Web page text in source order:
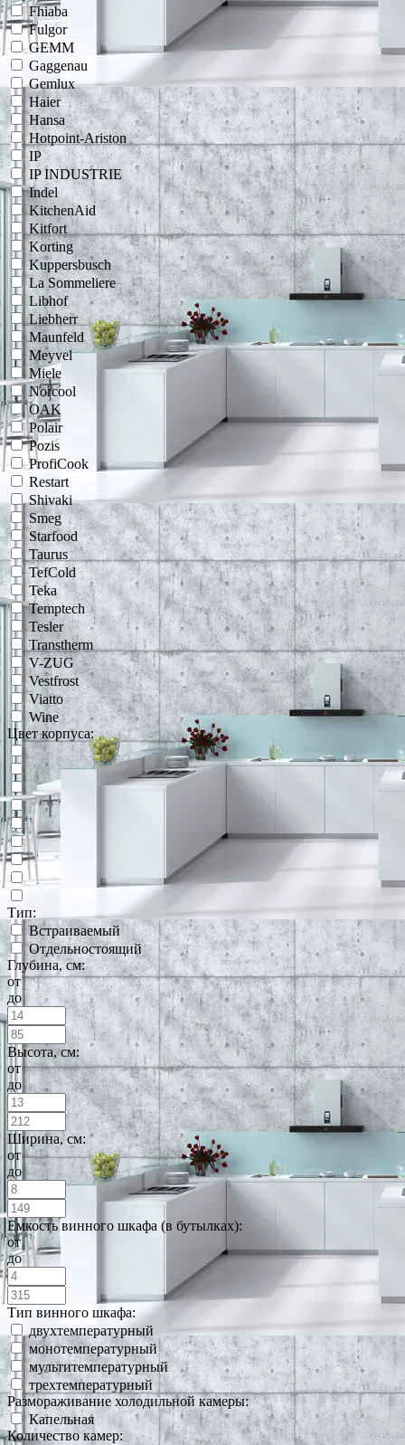
Fhiaba
Fulgor
GEMM
Gaggenau
Gemlux
Haier
Hansa
Hotpoint-Ariston
IP
IP INDUSTRIE
Indel
KitchenAid
Kitfort
Korting
Kuppersbusch
La Sommeliere
Libhof
Liebherr
Maunfeld
Meyvel
Miele
Norcool
OAK
Polair
Pozis
ProfiCook
Restart
Shivaki
Smeg
Starfood
Taurus
TefCold
Teka
Temptech
Tesler
Transtherm
V-ZUG
Vestfrost
Viatto
Wine
Цвет корпуса:
Тип:
Встраиваемый
Отдельностоящий
Глубина, см:
от
до
Высота, см:
от
до
Ширина, см:
от
до
Емкость винного шкафа (в бутылках):
от
до
Тип винного шкафа:
двухтемпературный
монотемпературный
мультитемпературный
трехтемпературный
Размораживание холодильной камеры:
Капельная
Количество камер: